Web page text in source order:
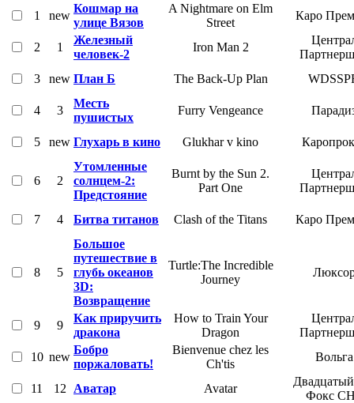
1 new
Кошмар на
улице Вязов
A Nightmare on Elm
Street
Каро
2 1
Железный
человек-2
Iron Man 2
3
new План Б The Back-Up Plan
4 3
Месть
пушистых
Furry Vengeance
5 new Глухарь в кино Glukhar v kino
6 2
Утомленные
солнцем-2:
Предстояние
Burnt by the Sun 2.
Part One
7 4 Битва титанов Clash of the Titans Каро
8 5
Большое
путешествие в
глубь океанов
3D:
Возвращение
Turtle:The Incredible
Journey
9 9
Как приручить
дракона
How to Train Your
Dragon
10 new
Бобро
поржаловать!
Bienvenue chez les
Ch'tis
Вольга
11 12 Аватар Avatar
Фокс